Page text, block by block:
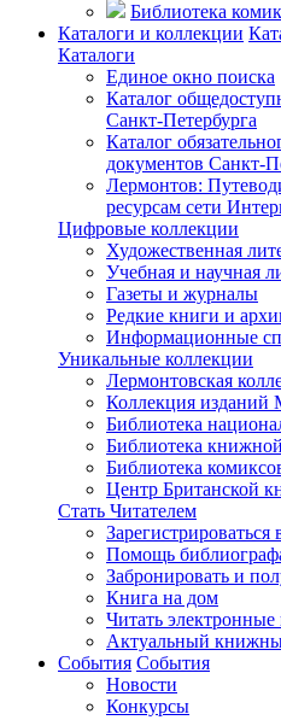
Библиотека
Каталоги и коллекции
Каталоги
Единое окно поиска
Каталог
Санкт-Петербурга
Каталог
документов Санкт-
Лермонтов:
ресурсам сети
Цифровые коллекции
Художественная
Учебная и научная
Газеты и журналы
Редкие книги и
Информационные
Уникальные коллекции
Лермонтовская
Коллекция
Библиотека
Библиотека
Библиотека
Центр Британской
Стать Читателем
Зарегистрироваться
Помощь
Забронировать и
Книга на дом
Читать электронные
Актуальный
События События
Новости
Конкурсы